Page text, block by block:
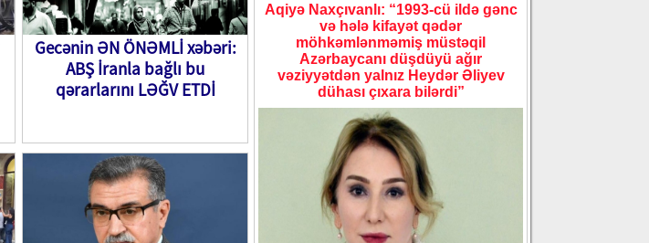
Gecənin ƏN ÖNƏMLİ xəbəri:
ABŞ İranla bağlı bu
qərarlarını LƏĞV ETDİ
Aqiyə Naxçıvanlı: “1993-cü ildə gənc
və hələ kifayət qədər
möhkəmlənməmiş müstəqil
Azərbaycanı düşdüyü ağır
vəziyyətdən yalnız Heydər Əliyev
dühası çıxara bilərdi”